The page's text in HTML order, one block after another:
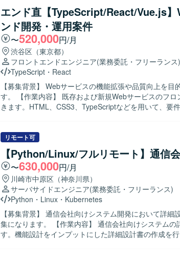
用いた移行先ページの作成および構造化などの業務を実施してい
像】 APIを活用した自動化や効率化に主体的に取り組
ッジの構造を理解しながら、正確かつ丁寧にデータ移
【ポジションの魅力】 数万ページ規模の大規模なナレ
とで、API連携やデータ移行に関する専門性を高めるこ
築に直接関わることで、業務効率化や情報共有の高度化に
環境】 言語はPythonを使用し、Dockerコンテナ上で実
にはGitHubを利用いたします。
エンド直【TypeScript/React/Vue.js
ンド開発・運用案件
〜520,000円/月
渋谷区（東京都）
フロントエンドエンジニア(業務委託・フリーランス)
TypeScript ・ React
【募集背景】 Webサービスの機能拡張や品質向上を
す。 【作業内容】 既存および新規Webサービスのフロントエンド開発・運用を担当していただ
きます。HTML、CSS3、TypeScriptなどを用いて、要
や知識の習得に積極的で、自ら課題を見つけて提案・
おります。チーム内外とのコミュニケーションを大切
方が望ましいです。 【ポジションの魅力】 フロントエンド領域において上流工程から一貫して
携わることができ、モダンな技術スタックを活用しな
むことができます。主体的な提案や工夫が歓迎される
めていくことができます。 【開発環境】 HTML、CSS3、TypeScript、JavaScriptを中心とした
フロントエンド環境で、ReactやVueなどのフレームワ
レートエンジン、CSSプリプロセッサーなどを組み合
す。
リモート可
【Python/Linux/フルリモート】通信
〜630,000円/月
川崎市中原区（神奈川県）
サーバサイドエンジニア(業務委託・フリーランス)
Python ・ Linux ・ Kubernetes
【募集背景】 通信会社向けシステム開発において詳
集になります。 【作業内容】 通信会社向けシステムの詳細設計以降の工程をご担当いただきま
す。機能設計をインプットにした詳細設計書の作成を